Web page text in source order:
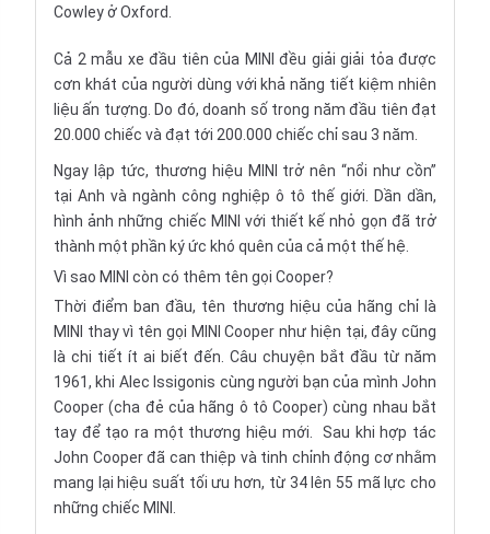
Cowley ở Oxford.
Cả 2 mẫu xe đầu tiên của MINI đều giải giải tỏa được
cơn khát của người dùng với khả năng tiết kiệm nhiên
liệu ấn tượng. Do đó, doanh số trong năm đầu tiên đạt
20.000 chiếc và đạt tới 200.000 chiếc chỉ sau 3 năm.
Ngay lập tức, thương hiệu MINI trở nên “nổi như cồn”
tại Anh và ngành công nghiệp ô tô thế giới. Dần dần,
hình ảnh những chiếc MINI với thiết kế nhỏ gọn đã trở
thành một phần ký ức khó quên của cả một thế hệ.
Vì sao MINI còn có thêm tên gọi Cooper?
Thời điểm ban đầu, tên thương hiệu của hãng chỉ là
MINI thay vì tên gọi MINI Cooper như hiện tại, đây cũng
là chi tiết ít ai biết đến. Câu chuyện bắt đầu từ năm
1961, khi Alec Issigonis cùng người bạn của mình John
Cooper (cha đẻ của hãng ô tô Cooper) cùng nhau bắt
tay để tạo ra một thương hiệu mới. Sau khi hợp tác
John Cooper đã can thiệp và tinh chỉnh động cơ nhằm
mang lại hiệu suất tối ưu hơn, từ 34 lên 55 mã lực cho
những chiếc MINI.